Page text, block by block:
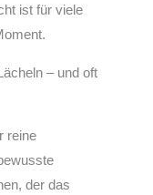
ist für viele
– und oft
reine
der das